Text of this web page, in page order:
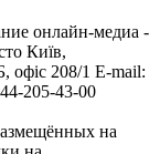
онлайн-медиа -
Київ,
208/1 E-mail:
205-43-00
на